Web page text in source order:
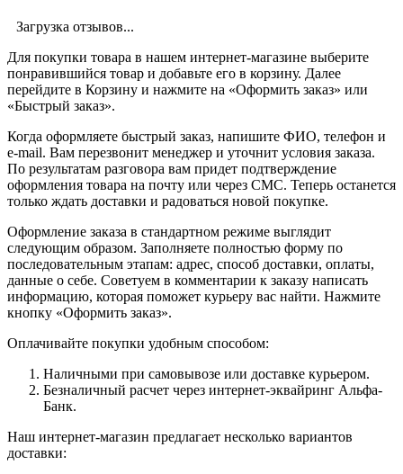
Загрузка отзывов...
Для покупки товара в нашем интернет-магазине выберите
понравившийся товар и добавьте его в корзину. Далее
перейдите в Корзину и нажмите на «Оформить заказ» или
«Быстрый заказ».
Когда оформляете быстрый заказ, напишите ФИО, телефон и
e-mail. Вам перезвонит менеджер и уточнит условия заказа.
По результатам разговора вам придет подтверждение
оформления товара на почту или через СМС. Теперь останется
только ждать доставки и радоваться новой покупке.
Оформление заказа в стандартном режиме выглядит
следующим образом. Заполняете полностью форму по
последовательным этапам: адрес, способ доставки, оплаты,
данные о себе. Советуем в комментарии к заказу написать
информацию, которая поможет курьеру вас найти. Нажмите
кнопку «Оформить заказ».
Оплачивайте покупки удобным способом:
Наличными при самовывозе или доставке курьером.
Безналичный расчет через интернет-эквайринг Альфа-
Банк.
Наш интернет-магазин предлагает несколько вариантов
доставки: